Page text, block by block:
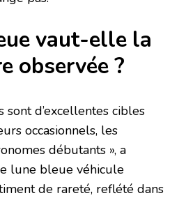
vaut-elle la
observée ?
sont d’excellentes cibles
occasionnels, les
débutants », a
lune bleue véhicule
de rareté, reflété dans